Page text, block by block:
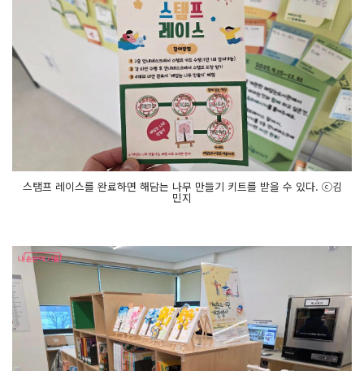
스탬프 레이스를 완료하면 해담는 나무 만들기 키트를 받을 수 있다. ⓒ김
민지